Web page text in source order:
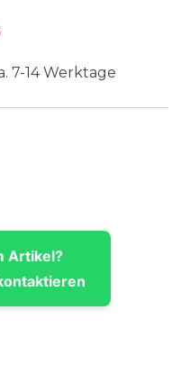
7-14 Werktage
Artikel?